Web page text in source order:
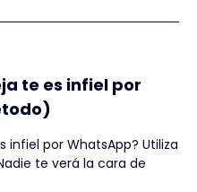
te es infiel por
infiel por WhatsApp? Utiliza
te verá la cara de